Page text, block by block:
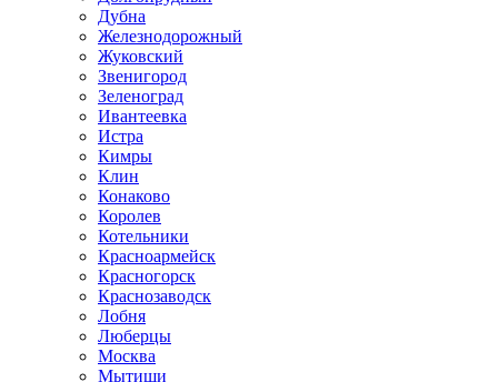
Дубна
Железнодорожный
Жуковский
Звенигород
Зеленоград
Ивантеевка
Истра
Кимры
Клин
Конаково
Королев
Котельники
Красноармейск
Красногорск
Краснозаводск
Лобня
Люберцы
Москва
Мытищи